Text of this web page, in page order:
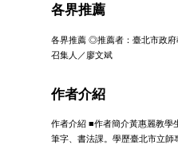
各界推薦
各界推薦 ◎推薦者：臺北市政
召集人／廖文斌
作者介紹
作者介紹 ■作者簡介黃惠麗教學
筆字、書法課。學歷臺北市立